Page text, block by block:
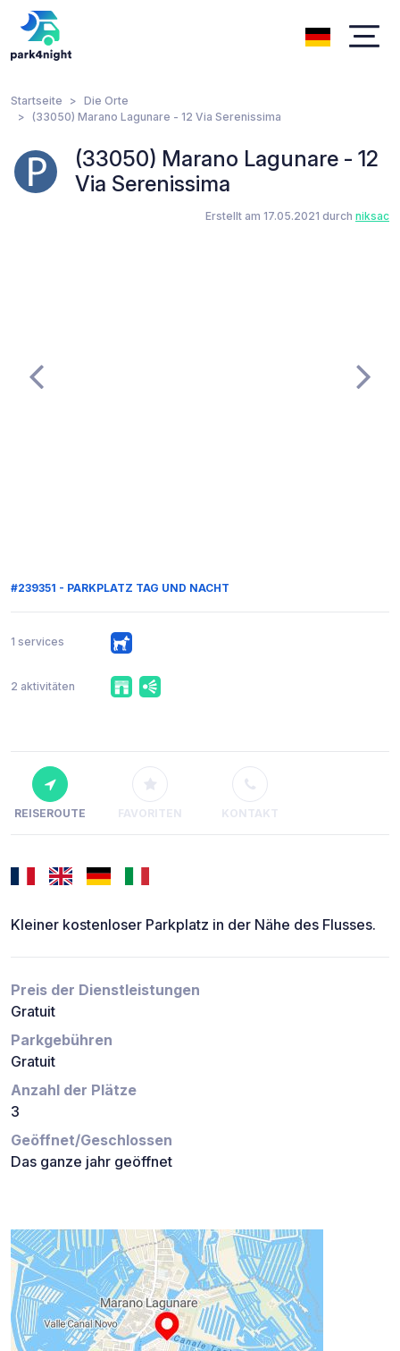
Startseite
Die Orte
(33050) Marano Lagunare - 12 Via Serenissima
(33050) Marano Lagunare - 12
Via Serenissima
Erstellt am 17.05.2021 durch niksac
#239351 - PARKPLATZ TAG UND NACHT
1 services
2 aktivitäten
REISEROUTE FAVORITEN KONTAKT
Kleiner kostenloser Parkplatz in der Nähe des Flusses.
Preis der Dienstleistungen
Gratuit
Parkgebühren
Gratuit
Anzahl der Plätze
3
Geöffnet/Geschlossen
Das ganze jahr geöffnet